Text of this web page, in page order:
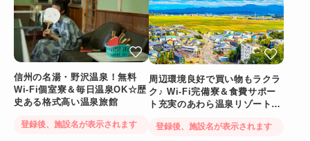
信州の名湯・野沢温泉！無料
Wi-Fi個室寮＆毎日温泉OK☆歴
史ある格式高い温泉旅館
登録後、施設名が表示されます
周辺環境良好で買い物もラクラ
ク♪ Wi-Fi完備寮＆食費サポー
ト充実のあわら温泉リゾートバ
登録後、施設名が表示されます